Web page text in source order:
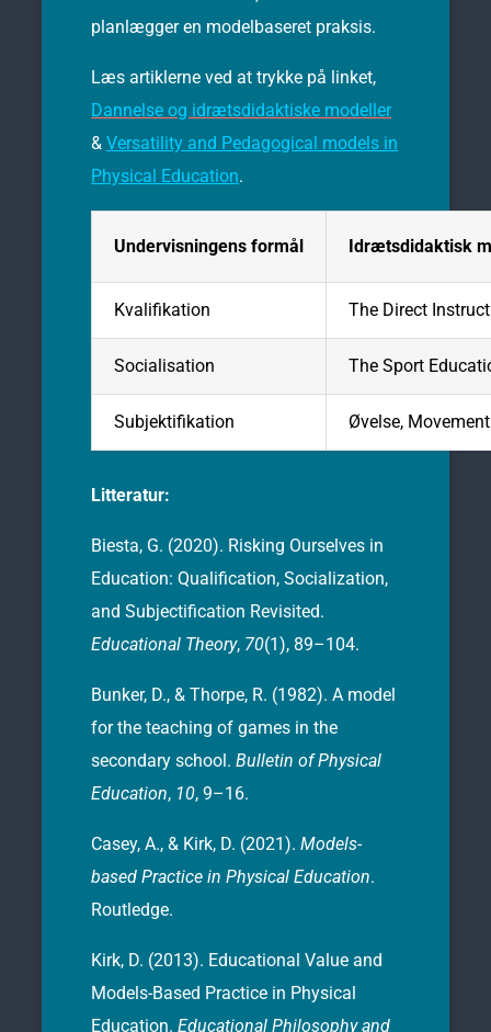
planlægger en modelbaseret praksis.
Læs artiklerne ved at trykke på linket,
Dannelse og idrætsdidaktiske modeller
&Versatility and Pedagogical models in
Physical Education.
Undervisningens formål Idrætsdidaktisk
Kvalifikation The Direct
Socialisation The Sport
Subjektifikation Øvelse,
Litteratur:
Biesta, G. (2020). Risking Ourselves in
Education: Qualification, Socialization,
and Subjectification Revisited.
Educational Theory, 70(1), 89–104.
Bunker, D., & Thorpe, R. (1982). A model
for the teaching of games in the
secondary school.Bulletin of Physical
Education, 10, 9–16.
Casey, A., & Kirk, D. (2021).Models-
based Practice in Physical Education.
Routledge.
Kirk, D. (2013). Educational Value and
Models-Based Practice in Physical
Education.Educational Philosophy and